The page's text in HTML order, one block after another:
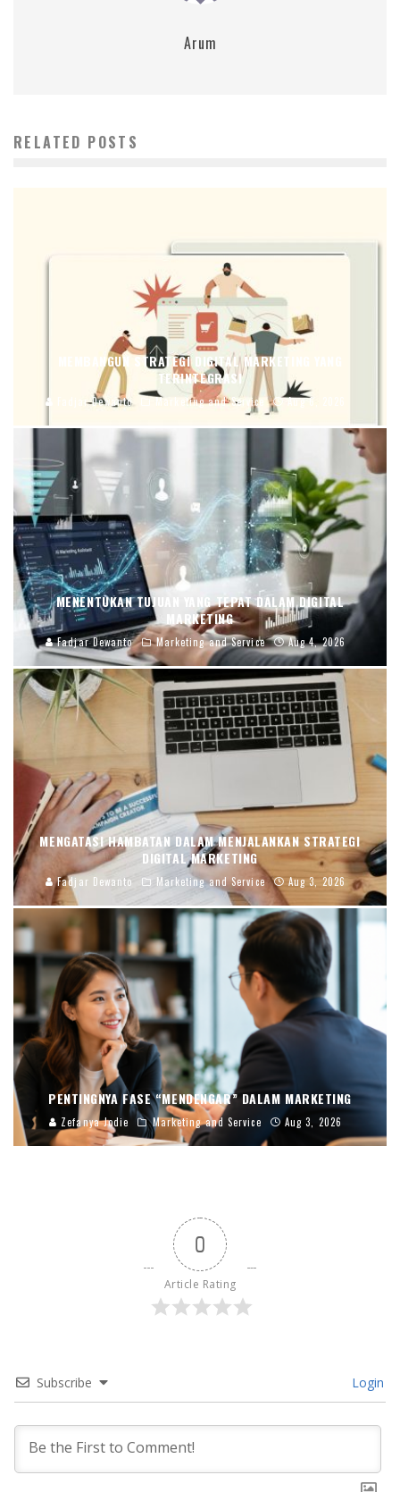
Arum
RELATED POSTS
MEMBANGUN STRATEGI DIGITAL MARKETING YANG
TERINTEGRASI
Fadjar Dewanto Marketing and Service Aug 6, 2026
MENENTUKAN TUJUAN YANG TEPAT DALAM DIGITAL
MARKETING
Fadjar Dewanto Marketing and Service Aug 4, 2026
MENGATASI HAMBATAN DALAM MENJALANKAN STRATEGI
DIGITAL MARKETING
Fadjar Dewanto Marketing and Service Aug 3, 2026
PENTINGNYA FASE “MENDENGAR” DALAM MARKETING
Zefanya Jodie Marketing and Service Aug 3, 2026
0
Article Rating
Subscribe Login